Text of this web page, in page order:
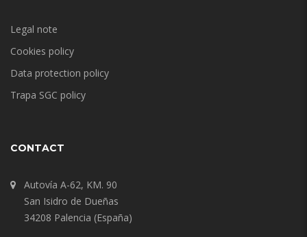
Legal note
Cookies policy
Data protection policy
Trapa SGC policy
CONTACT
Autovía A-62, KM. 90
San Isidro de Dueñas
34208 Palencia (España)